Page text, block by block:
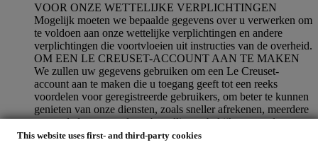
This website uses first- and third-party cookies
VOOR ONZE WETTELIJKE VERPLICHTINGEN
Mogelijk moeten we bepaalde gegevens over u verwerken om
te voldoen aan onze wettelijke verplichtingen en andere
verplichtingen die voortvloeien uit instructies van de overheid.
OM EEN LE CREUSET-ACCOUNT AAN TE MAKEN
We zullen uw gegevens gebruiken om een Le Creuset-
account aan te maken die u toegang geeft tot een reeks
voordelen voor geregistreerde gebruikers, om beter te kunnen
genieten van onze diensten, zoals sneller afrekenen, meerdere
verzendadressen opslaan, bestellingen bekijken en volgen.
Elke verwerkingsactiviteit is vereist om ons in staat te stellen